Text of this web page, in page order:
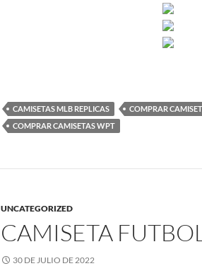
CAMISETAS MLB REPLICAS
COMPRAR
COMPRAR CAMISETAS WPT
UNCATEGORIZED
CAMISETA
30 DE JULIO DE 2022